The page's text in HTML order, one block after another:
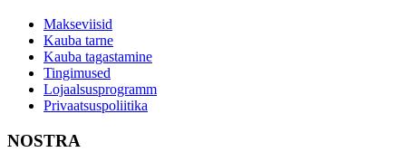
Makseviisid
Kauba tarne
Kauba tagastamine
Tingimused
Lojaalsusprogramm
Privaatsuspoliitika
NOSTRA